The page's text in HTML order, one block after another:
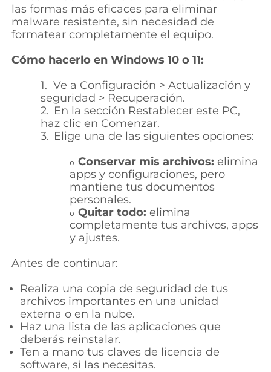
las formas más eficaces para eliminar
malware resistente, sin necesidad de
formatear completamente el equipo.
Cómo hacerlo en Windows 10 o 11:
1. Ve a Configuración > Actualización y
seguridad > Recuperación.
2. En la sección Restablecer este PC,
haz clic en Comenzar.
3. Elige una de las siguientes opciones:
o Conservar mis archivos: elimina
apps y configuraciones, pero
mantiene tus documentos
personales.
o Quitar todo: elimina
completamente tus archivos, apps
y ajustes.
Antes de continuar:
Realiza una copia de seguridad de tus
archivos importantes en una unidad
externa o en la nube.
Haz una lista de las aplicaciones que
deberás reinstalar.
Ten a mano tus claves de licencia de
software, si las necesitas.